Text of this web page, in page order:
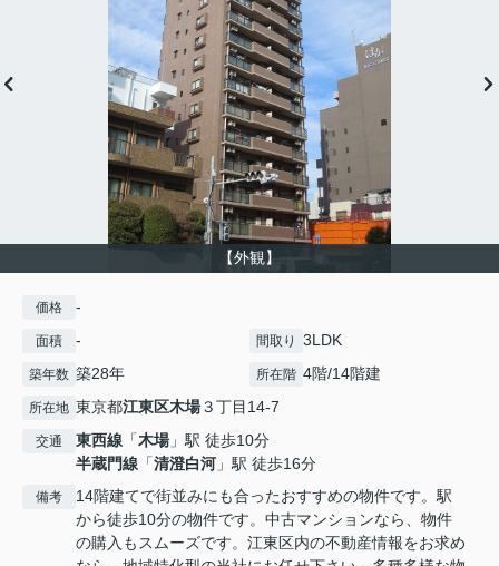
【外観】
価格 -
面積 - 間取り 3LDK
築年数 築28年 所在階 4階/14階建
所在地 東京都江東区木場３丁目14-7
交通 東西線 「木場」駅 徒歩10分
半蔵門線 「清澄白河 」駅 徒歩16分
備考
14階建てで街並みにも合ったおすすめの物件です。駅
から徒歩10分の物件です。中古マンションなら、物件
の購入もスムーズです。江東区内の不動産情報をお求め